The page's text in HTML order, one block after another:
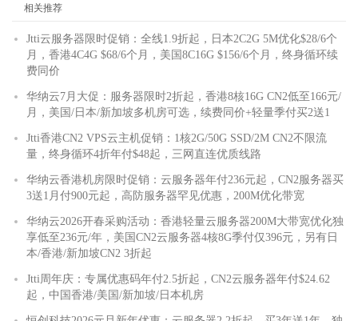
相关推荐
Jtti云服务器限时促销：全线1.9折起，日本2C2G 5M优化$28/6个
月，香港4C4G $68/6个月，美国8C16G $156/6个月，终身循环续
费同价
华纳云7月大促：服务器限时2折起，香港8核16G CN2低至166元/
月，美国/日本/新加坡多机房可选，续费同价+轻量季付买2送1
Jtti香港CN2 VPS云主机促销：1核2G/50G SSD/2M CN2不限流
量，终身循环4折年付$48起，三网直连优质线路
华纳云香港机房限时促销：云服务器年付236元起，CN2服务器买
3送1月付900元起，高防服务器罕见优惠，200M优化带宽
华纳云2026开春采购活动：香港轻量云服务器200M大带宽优化独
享低至236元/年，美国CN2云服务器4核8G季付仅396元，另有日
本/香港/新加坡CN2 3折起
Jtti周年庆：专属优惠码年付2.5折起，CN2云服务器年付$24.62
起，中国香港/美国/新加坡/日本机房